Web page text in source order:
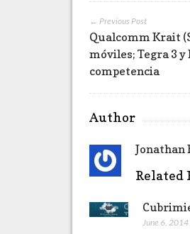
← Previous Post
Qualcomm Krait
móviles; Tegra 3
competencia
Author
Jonathan
Related
June 6, 2014